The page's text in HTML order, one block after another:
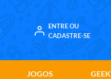
ENTRE OU
CADASTRE-SE
JOGOS GEEK